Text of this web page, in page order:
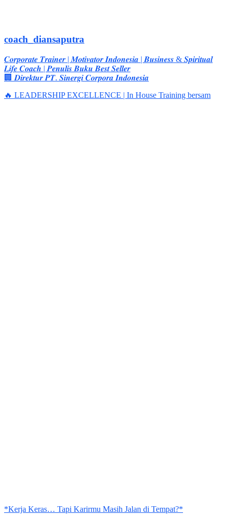
coach_diansaputra
𝑪𝒐𝒓𝒑𝒐𝒓𝒂𝒕𝒆 𝑻𝒓𝒂𝒊𝒏𝒆𝒓 | 𝑴𝒐𝒕𝒊𝒗𝒂𝒕𝒐𝒓 𝑰𝒏𝒅𝒐𝒏𝒆𝒔𝒊𝒂 | 𝑩𝒖𝒔𝒊𝒏𝒆𝒔𝒔 & 𝑺𝒑𝒊𝒓𝒊𝒕𝒖𝒂𝒍
𝑳𝒊𝒇𝒆 𝑪𝒐𝒂𝒄𝒉 | 𝑷𝒆𝒏𝒖𝒍𝒊𝒔 𝑩𝒖𝒌𝒖 𝑩𝒆𝒔𝒕 𝑺𝒆𝒍𝒍𝒆𝒓
🏢 𝑫𝒊𝒓𝒆𝒌𝒕𝒖𝒓 𝑷𝑻. 𝑺𝒊𝒏𝒆𝒓𝒈𝒊 𝑪𝒐𝒓𝒑𝒐𝒓𝒂 𝑰𝒏𝒅𝒐𝒏𝒆𝒔𝒊𝒂
🔥 LEADERSHIP EXCELLENCE | In House Training bersam
*Kerja Keras… Tapi Karirmu Masih Jalan di Tempat?*